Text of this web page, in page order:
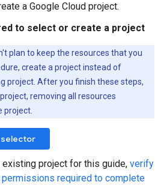
a Google Cloud project.
to select or create a project
plan to keep the resources that you
create a project instead of
project. After you finish these steps,
removing all resources
project.
existing project for this guide, verify
permissions required to complete